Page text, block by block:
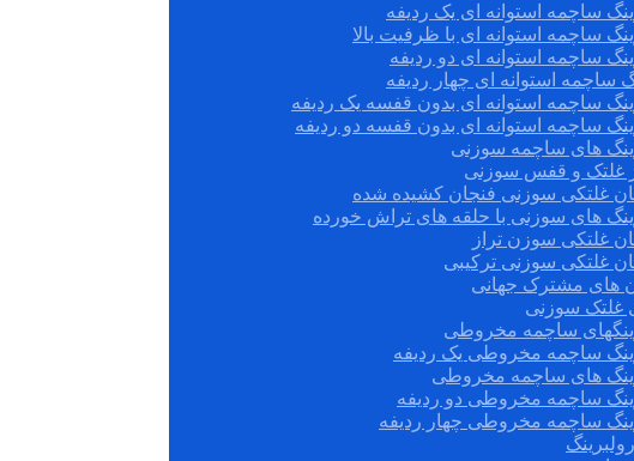
ساچمه استوانه ای یک ردیفه
ساچمه استوانه ای با ظرفیت بالا
ساچمه استوانه ای دو ردیفه
ساچمه استوانه ای چهار ردیفه
ساچمه استوانه ای بدون قفسه یک ردیفه
ساچمه استوانه ای بدون قفسه دو ردیفه
های ساچمه سوزنی
غلتک و قفس سوزنی
غلتکی سوزنی فنجان کشیده شده
های سوزنی با حلقه های تراش خورده
غلتکی سوزن تراز
غلتکی سوزنی ترکیبی
های مشترک جهانی
غلتک سوزنی
ساچمه مخروطی
ساچمه مخروطی یک ردیفه
های ساچمه مخروطی
ساچمه مخروطی دو ردیفه
ساچمه مخروطی چهار ردیفه